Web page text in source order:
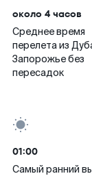
около 4 часов
Среднее время
перелета из
Запорожье без
пересадок
01:00
Самый ранний